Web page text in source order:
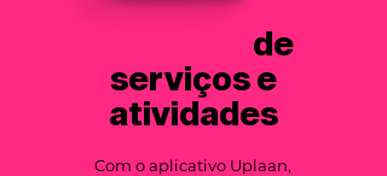
de
serviços e
atividades
Com o aplicativo Uplaan,